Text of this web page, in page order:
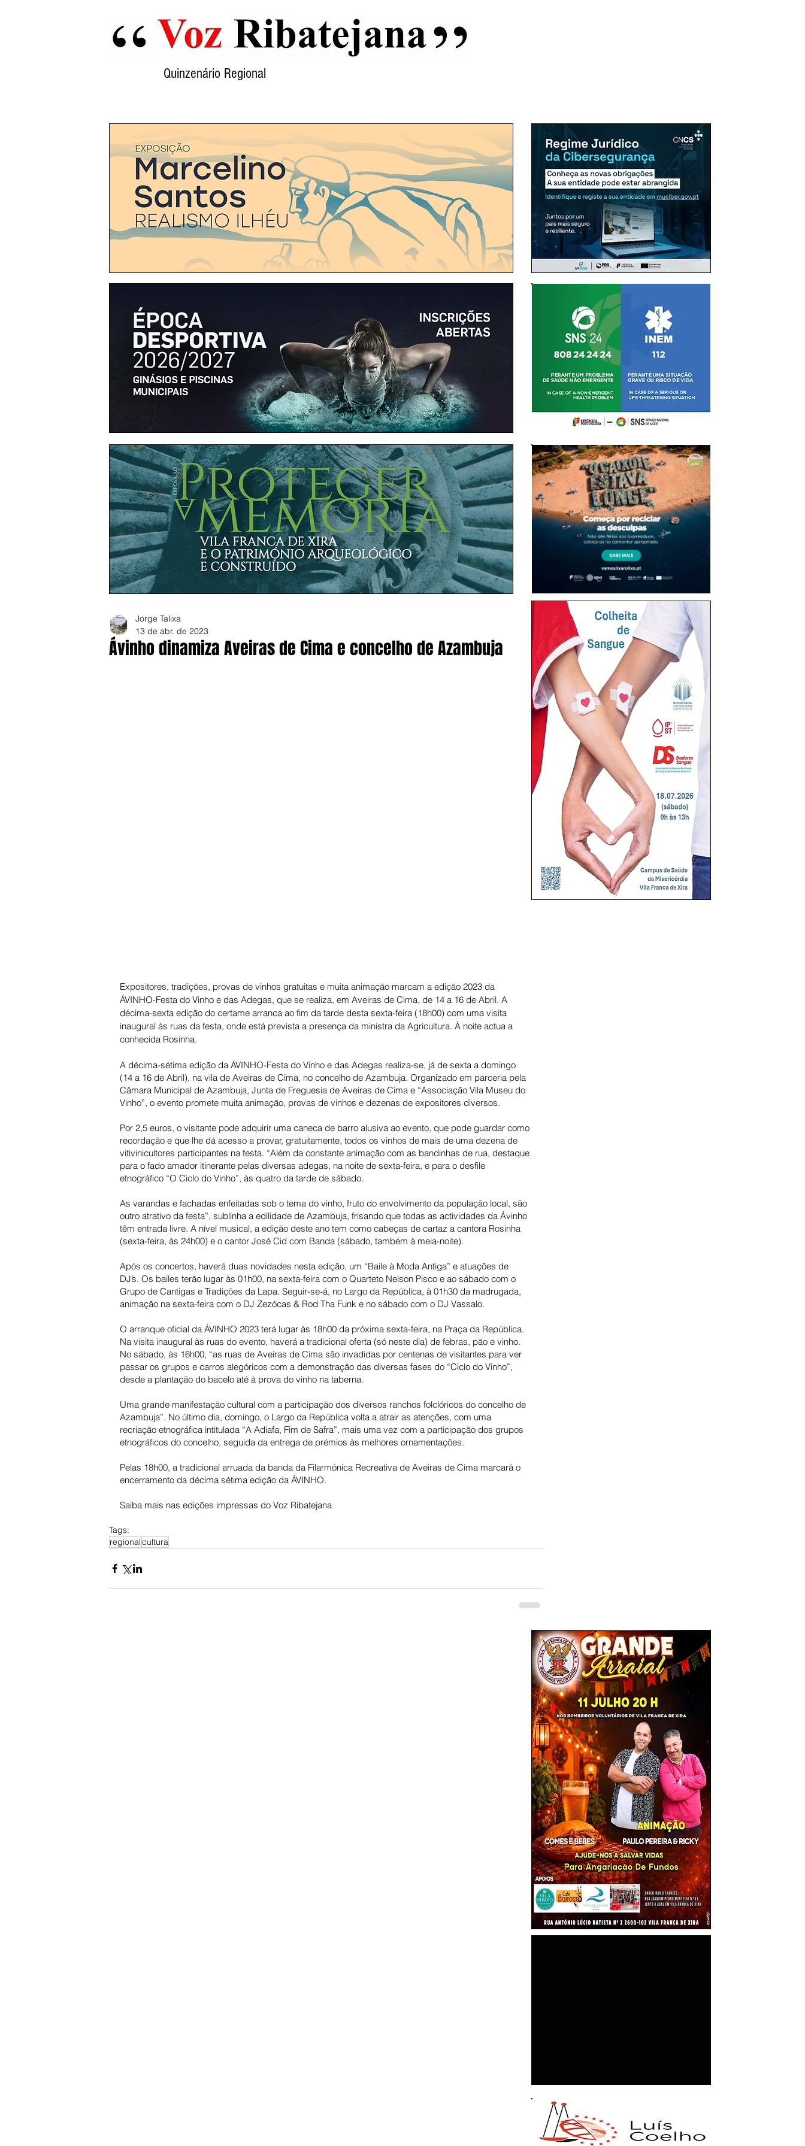
Quinzenário Regional
Ávinho dinamiza Aveiras de Cima e concelho de Azambuja
Jorge Talixa
13 de abr. de 2023
Expositores, tradições, provas de vinhos gratuitas e muita animação marcam a edição 2023 da
ÁVINHO-Festa do Vinho e das Adegas, que se realiza, em Aveiras de Cima, de 14 a 16 de Abril. A
décima-sexta edição do certame arranca ao fim da tarde desta sexta-feira (18h00) com uma visita
inaugural às ruas da festa, onde está prevista a presença da ministra da Agricultura. À noite actua a
conhecida Rosinha.
A décima-sétima edição da ÁVINHO-Festa do Vinho e das Adegas realiza-se, já de sexta a domingo
(14 a 16 de Abril), na vila de Aveiras de Cima, no concelho de Azambuja. Organizado em parceria pela
Câmara Municipal de Azambuja, Junta de Freguesia de Aveiras de Cima e “Associação Vila Museu do
Vinho”, o evento promete muita animação, provas de vinhos e dezenas de expositores diversos.
Por 2,5 euros, o visitante pode adquirir uma caneca de barro alusiva ao evento, que pode guardar como
recordação e que lhe dá acesso a provar, gratuitamente, todos os vinhos de mais de uma dezena de
vitivinicultores participantes na festa. “Além da constante animação com as bandinhas de rua, destaque
para o fado amador itinerante pelas diversas adegas, na noite de sexta-feira, e para o desfile
etnográfico “O Ciclo do Vinho”, às quatro da tarde de sábado.
As varandas e fachadas enfeitadas sob o tema do vinho, fruto do envolvimento da população local, são
outro atrativo da festa”, sublinha a edilidade de Azambuja, frisando que todas as actividades da Ávinho
têm entrada livre. A nível musical, a edição deste ano tem como cabeças de cartaz a cantora Rosinha
(sexta-feira, às 24h00) e o cantor José Cid com Banda (sábado, também à meia-noite).
Após os concertos, haverá duas novidades nesta edição, um “Baile à Moda Antiga” e atuações de
DJ’s. Os bailes terão lugar às 01h00, na sexta-feira com o Quarteto Nelson Pisco e ao sábado com o
Grupo de Cantigas e Tradições da Lapa. Seguir-se-á, no Largo da República, à 01h30 da madrugada,
animação na sexta-feira com o DJ Zezócas & Rod Tha Funk e no sábado com o DJ Vassalo.
O arranque oficial da ÁVINHO 2023 terá lugar às 18h00 da próxima sexta-feira, na Praça da República.
Na visita inaugural às ruas do evento, haverá a tradicional oferta (só neste dia) de febras, pão e vinho.
No sábado, às 16h00, “as ruas de Aveiras de Cima são invadidas por centenas de visitantes para ver
passar os grupos e carros alegóricos com a demonstração das diversas fases do “Ciclo do Vinho”,
desde a plantação do bacelo até à prova do vinho na taberna.
Uma grande manifestação cultural com a participação dos diversos ranchos folclóricos do concelho de
Azambuja”. No último dia, domingo, o Largo da República volta a atrair as atenções, com uma
recriação etnográfica intitulada “A Adiafa, Fim de Safra”, mais uma vez com a participação dos grupos
etnográficos do concelho, seguida da entrega de prémios às melhores ornamentações.
Pelas 18h00, a tradicional arruada da banda da Filarmónica Recreativa de Aveiras de Cima marcará o
encerramento da décima sétima edição da ÁVINHO.
Saiba mais nas edições impressas do Voz Ribatejana
Tags:
regionalcultura